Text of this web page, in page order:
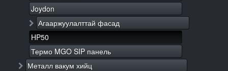
Joydon
Агааржуулалттай фасад
HP50
Термо MGO SIP панель
Металл вакум хийц